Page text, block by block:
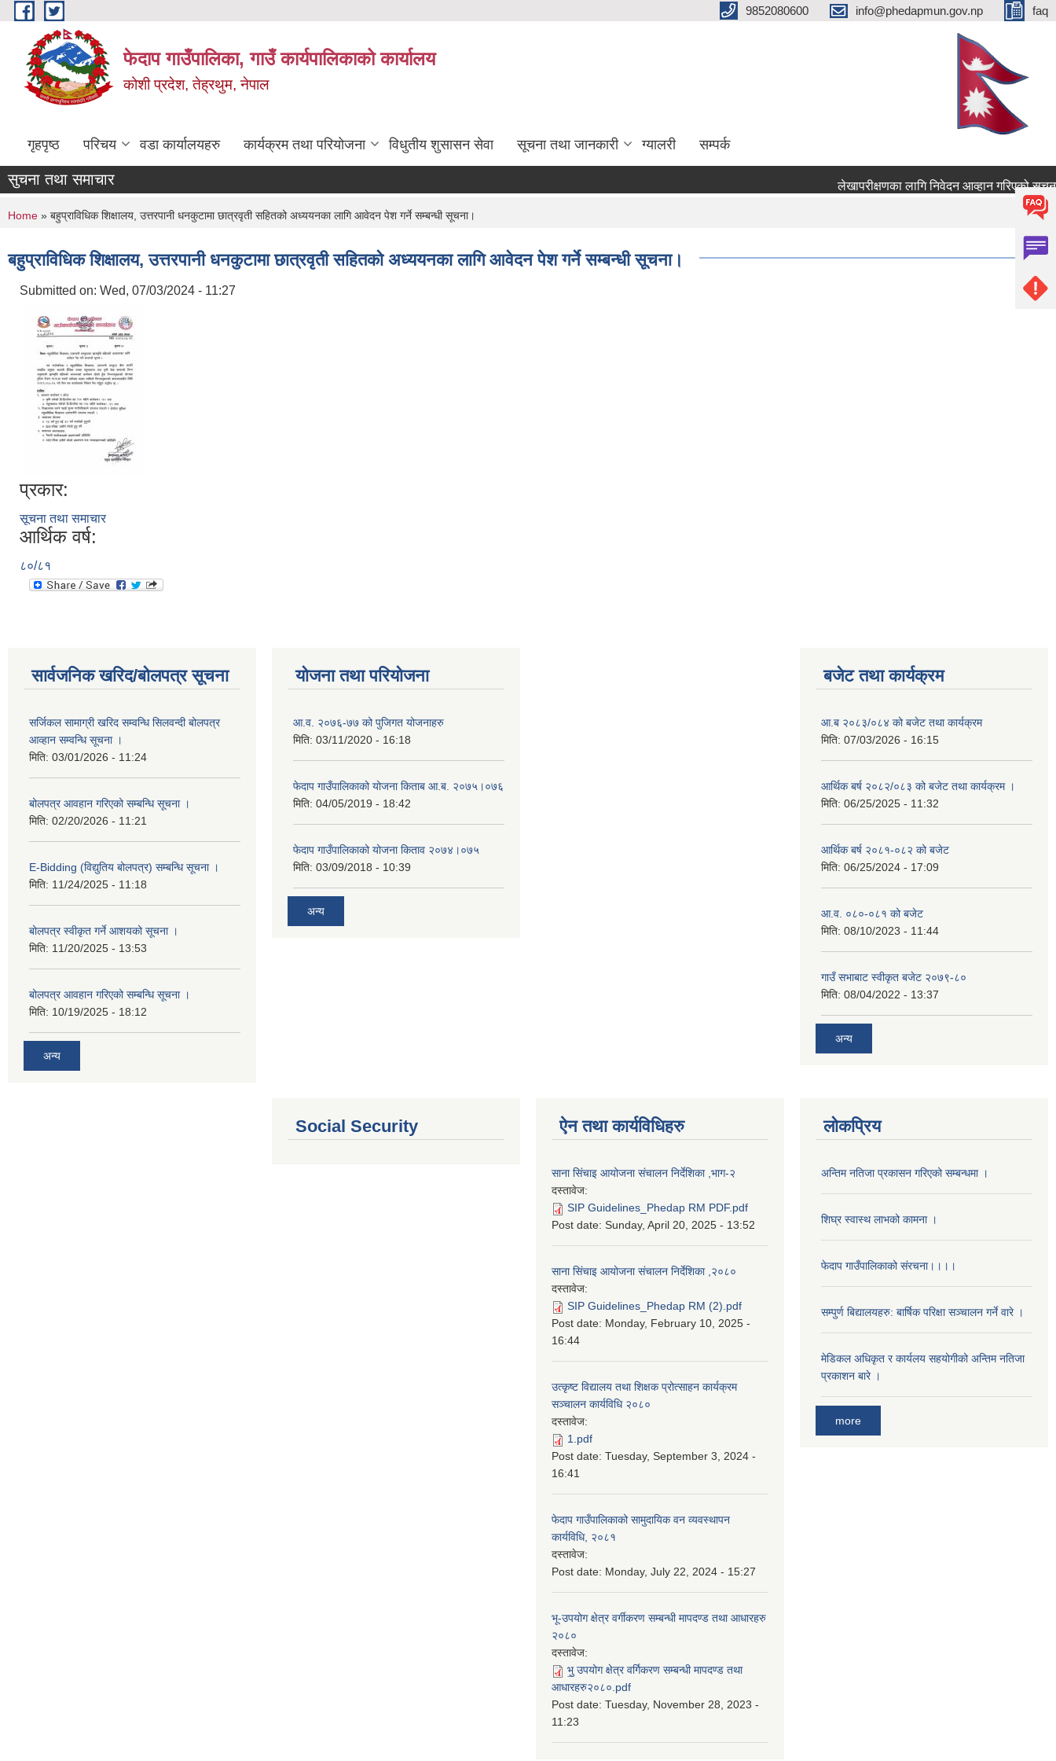
Skip to main content 9852080600 info@phedapmun.gov.np faq
फेदाप गाउँपालिका, गाउँ कार्यपालिकाको कार्यालय
कोशी प्रदेश, तेह्रथुम, नेपाल
गृहपृष्ठ परिचय वडा कार्यालयहरु कार्यक्रम तथा परियोजना विधुतीय शुसासन सेवा सूचना तथा जानकारी ग्यालरी सम्पर्क
सुचना तथा समाचार लेखापरीक्षणका लागि निवेदन आव्हान गरिएको सूचना ।
You are here
Home » बहुप्राविधिक शिक्षालय, उत्तरपानी धनकुटामा छात्रवृती सहितको अध्ययनका लागि आवेदन पेश गर्ने सम्बन्धी सूचना।
बहुप्राविधिक शिक्षालय, उत्तरपानी धनकुटामा छात्रवृती सहितको अध्ययनका लागि आवेदन पेश गर्ने सम्बन्धी सूचना।
Submitted on: Wed, 07/03/2024 - 11:27
प्रकार:
सूचना तथा समाचार
आर्थिक वर्ष:
८०/८१
सार्वजनिक खरिद/बोलपत्र सूचना
सर्जिकल सामाग्री खरिद सम्वन्धि सिलवन्दी बोलपत्र
आव्हान सम्वन्धि सूचना ।
मिति: 03/01/2026 - 11:24
बोलपत्र आवहान गरिएको सम्बन्धि सूचना ।
मिति: 02/20/2026 - 11:21
E-Bidding (विद्युतिय बोलपत्र) सम्बन्धि सूचना ।
मिति: 11/24/2025 - 11:18
बोलपत्र स्वीकृत गर्ने आशयको सूचना ।
मिति: 11/20/2025 - 13:53
बोलपत्र आवहान गरिएको सम्बन्धि सूचना ।
मिति: 10/19/2025 - 18:12
अन्य
योजना तथा परियोजना
आ.व. २०७६-७७ को पुजिगत योजनाहरु
मिति: 03/11/2020 - 16:18
फेदाप गाउँपालिकाको योजना किताब आ.ब. २०७५।०७६
मिति: 04/05/2019 - 18:42
फेदाप गाउँपालिकाको योजना किताव २०७४।०७५
मिति: 03/09/2018 - 10:39
अन्य
बजेट तथा कार्यक्रम
आ.ब २०८३/०८४ को बजेट तथा कार्यक्रम
मिति: 07/03/2026 - 16:15
आर्थिक बर्ष २०८२/०८३ को बजेट तथा कार्यक्रम ।
मिति: 06/25/2025 - 11:32
आर्थिक बर्ष २०८१-०८२ को बजेट
मिति: 06/25/2024 - 17:09
आ.व. ०८०-०८१ को बजेट
मिति: 08/10/2023 - 11:44
गाउँ सभाबाट स्वीकृत बजेट २०७९-८०
मिति: 08/04/2022 - 13:37
अन्य
Social Security ऐन तथा कार्यविधिहरु
साना सिंचाइ आयोजना संचालन निर्देशिका ,भाग-२
दस्तावेज:
SIP Guidelines_Phedap RM PDF.pdf
Post date: Sunday, April 20, 2025 - 13:52
साना सिंचाइ आयोजना संचालन निर्देशिका ,२०८०
दस्तावेज:
SIP Guidelines_Phedap RM (2).pdf
Post date: Monday, February 10, 2025 -
16:44
उत्कृष्ट विद्यालय तथा शिक्षक प्रोत्साहन कार्यक्रम
सञ्चालन कार्यविधि २०८०
दस्तावेज:
1.pdf
Post date: Tuesday, September 3, 2024 -
16:41
फेदाप गाउँपालिकाको सामुदायिक वन व्यवस्थापन
कार्यविधि, २०८१
दस्तावेज:
Post date: Monday, July 22, 2024 - 15:27
भू-उपयोग क्षेत्र वर्गीकरण सम्बन्धी मापदण्ड तथा आधारहरु
२०८०
दस्तावेज:
भु॒ उपयोग क्षेत्र वर्गिकरण सम्बन्धी मापदण्ड तथा
आधारहरु२०८०.pdf
Post date: Tuesday, November 28, 2023 -
11:23
लोकप्रिय
अन्तिम नतिजा प्रकासन गरिएको सम्बन्धमा ।
शिघ्र स्वास्थ लाभको कामना ।
फेदाप गाउँपालिकाको संरचना।।।।
सम्पुर्ण बिद्यालयहरु: बार्षिक परिक्षा सञ्चालन गर्ने वारे ।
मेडिकल अधिकृत र कार्यलय सहयोगीको अन्तिम नतिजा
प्रकाशन बारे ।
more